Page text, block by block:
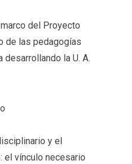
del Proyecto
de las pedagogías
desarrollando la U. A.
y el
el vínculo necesario